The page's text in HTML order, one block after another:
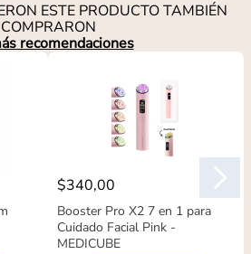
ESTE PRODUCTO TAMBIÉN
COMPRARON
recomendaciones
$340,00
Booster Pro X2 7 en 1 para
Cuidado Facial Pink -
MEDICUBE